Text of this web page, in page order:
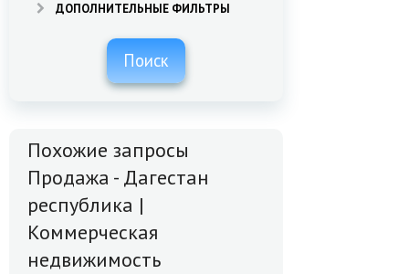
ДОПОЛНИТЕЛЬНЫЕ ФИЛЬТРЫ
Поиск
Похожие запросы
Продажа - Дагестан
республика |
Коммерческая
недвижимость